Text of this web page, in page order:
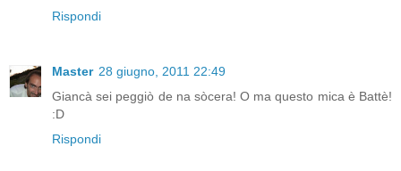
Rispondi
Master 28 giugno, 2011 22:49
Giancà sei peggiò de na sòcera! O ma questo mica è Battè!
:D
Rispondi